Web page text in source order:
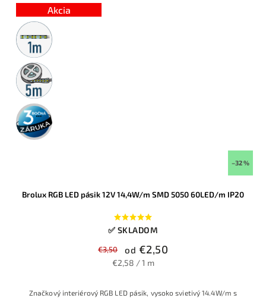
Akcia
Metrážny
predaj
5m
rolka
3 roky
záruka
–32 %
Brolux RGB LED pásik 12V 14,4W/m SMD 5050 60LED/m IP20
✅ SKLADOM
€3,50 od €2,50
€2,58 / 1 m
Značkový interiérový RGB LED pásik, vysoko svietivý 14.4W/m s